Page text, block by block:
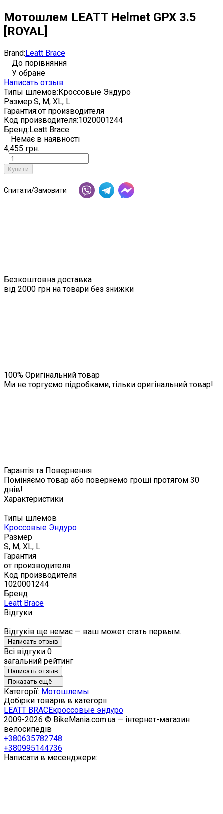
Мотошлем LEATT Helmet GPX 3.5
[ROYAL]
Brand:Leatt Brace
До порівняння
У обране
Написать отзыв
Типы шлемов:Кроссовые Эндуро
Размер:S, M, XL, L
Гарантия:от производителя
Код производителя:1020001244
Бренд:Leatt Brace
Немає в наявності
4,455 грн.
Купити
Спитати/Замовити
Безкоштовна доставка
від 2000 грн на товари без знижки
100% Оригінальний товар
Ми не торгуємо підробками, тільки оригінальний товар!
Гарантія та Повернення
Поміняємо товар або повернемо гроші протягом 30
днів!
Характеристики
Типы шлемов
Кроссовые Эндуро
Размер
S, M, XL, L
Гарантия
от производителя
Код производителя
1020001244
Бренд
Leatt Brace
Відгуки
Відгуків ще немає — ваш может стать первым.
Написать отзыв
Всі відгуки 0
загальний рейтинг
Написать отзыв
Показать ещё
Категорії: Мотошлемы
Добірки товарів в категорії
LEATT BRACEкроссовые эндуро
2009-2026 © BikeMania.com.ua — інтернет-магазин
велосипедів
+380635782748
+380995144736
Написати в месенджери: